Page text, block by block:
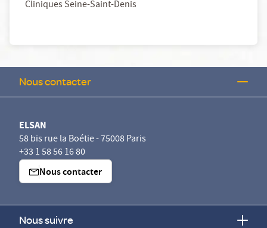
Cliniques Seine-Saint-Denis
Nous contacter
ELSAN
58 bis rue la Boétie - 75008 Paris
+33 1 58 56 16 80
Nous contacter
Nous suivre